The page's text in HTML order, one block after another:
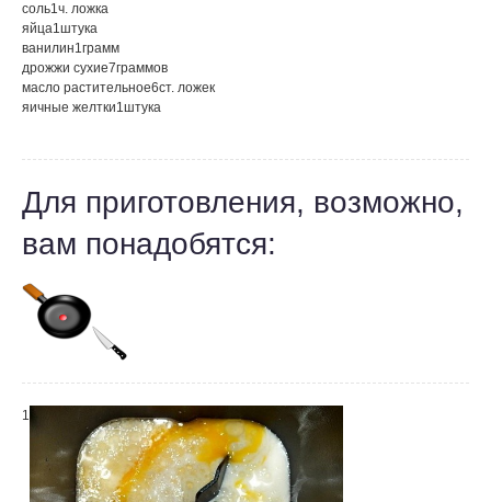
соль1ч. ложка
яйца1штука
ванилин1грамм
дрожжи сухие7граммов
масло растительное6ст. ложек
яичные желтки1штука
Для приготовления, возможно,
вам понадобятся:
1